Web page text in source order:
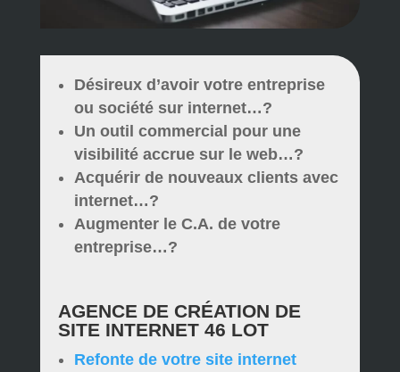
Désireux d’avoir votre entreprise
ou société sur internet…?
Un outil commercial pour une
visibilité accrue sur le web…?
Acquérir de nouveaux clients avec
internet…?
Augmenter le C.A. de votre
entreprise…?
AGENCE DE CRÉATION DE
SITE INTERNET 46 LOT
Refonte de votre site internet